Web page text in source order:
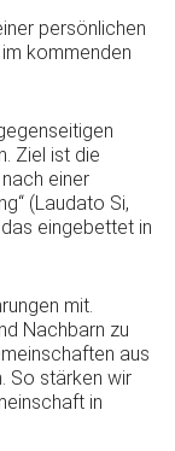
persönlichen
kommenden
Ziel ist die
einer
(Laudato Si,
eingebettet in
mit.
Nachbarn zu
aus
So stärken wir
in